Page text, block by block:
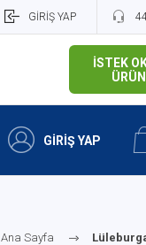
GİRİŞ YAP
İSTEK
GİRİŞ YAP
Ana Sayfa